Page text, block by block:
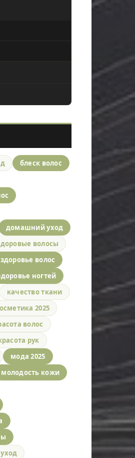
блеск волос
домашний уход
волосы
здоровье волос
ногтей
качество ткани
2025
волос
рук
мода 2025
молодость кожи